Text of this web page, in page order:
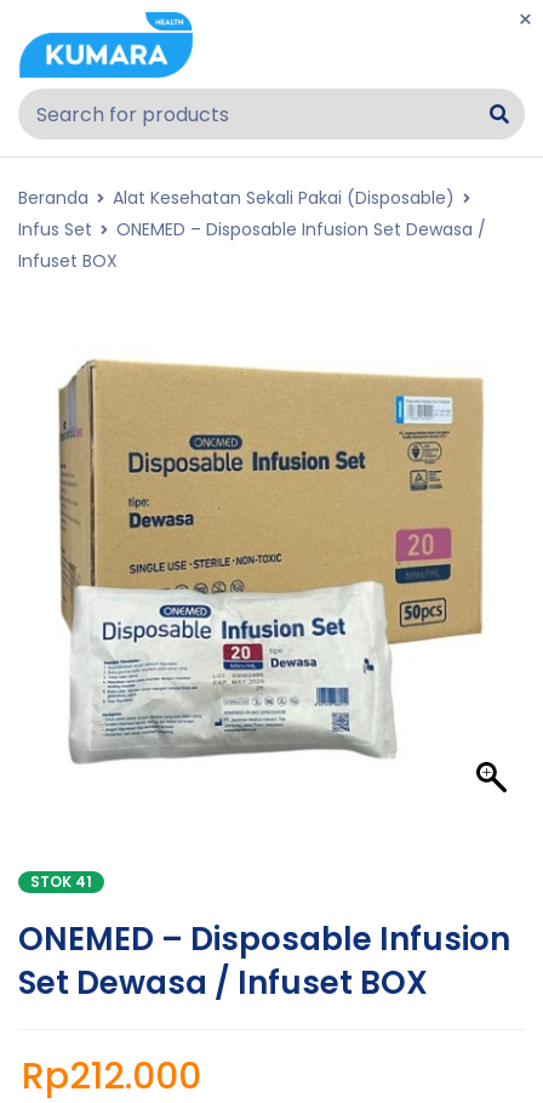
Beranda
Alat Kesehatan Sekali Pakai (Disposable)
Infus Set
ONEMED – Disposable Infusion Set Dewasa /
Infuset BOX
STOK 41
ONEMED – Disposable Infusion
Set Dewasa / Infuset BOX
Rp212.000